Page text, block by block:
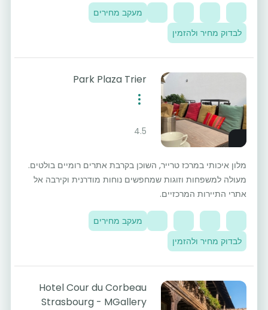
מעקב מחירים
לבדוק מחיר ולהזמין
Park Plaza Trier
4.5
מלון איכותי במרכז טרייר, השוכן בקרבת אתרים רומיים בולטים.
מעולה למשפחות וזוגות שמחפשים נוחות מודרנית וקירבה אל
אתרי התיירות המרכזיים.
מעקב מחירים
לבדוק מחיר ולהזמין
Hotel Cour du Corbeau
Strasbourg - MGallery